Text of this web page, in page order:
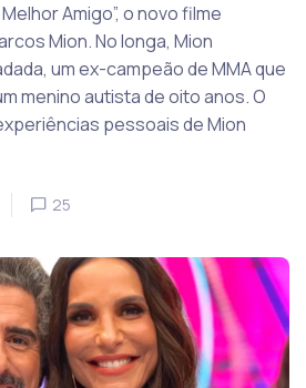
Amigo”, o novo filme
Mion. No longa, Mion
um ex-campeão de MMA que
menino autista de oito anos. O
pessoais de Mion
25